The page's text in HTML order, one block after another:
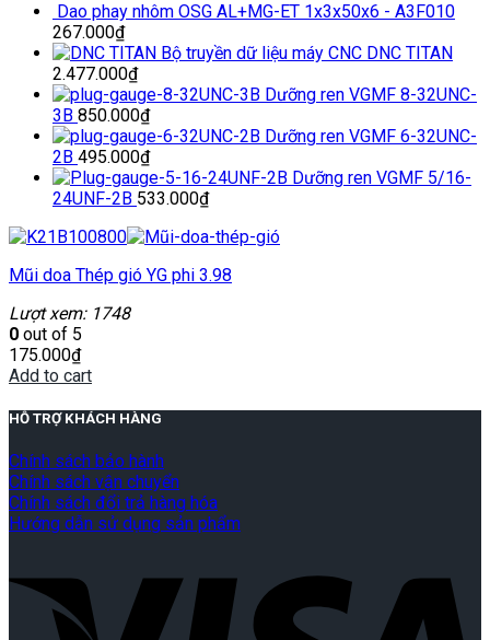
Dao phay nhôm OSG AL+MG-ET 1x3x50x6 - A3F010
267.000₫
Bộ truyền dữ liệu máy CNC DNC TITAN
2.477.000₫
Dưỡng ren VGMF 8-32UNC-
3B 850.000₫
Dưỡng ren VGMF 6-32UNC-
2B 495.000₫
Dưỡng ren VGMF 5/16-
24UNF-2B 533.000₫
Mũi doa Thép gió YG phi 3.98
Lượt xem: 1748
0 out of 5
175.000₫
Add to cart
HỖ TRỢ KHÁCH HÀNG
Chính sách bảo hành
Chính sách vận chuyển
Chính sách đổi trả hàng hóa
Hướng dẫn sử dụng sản phẩm